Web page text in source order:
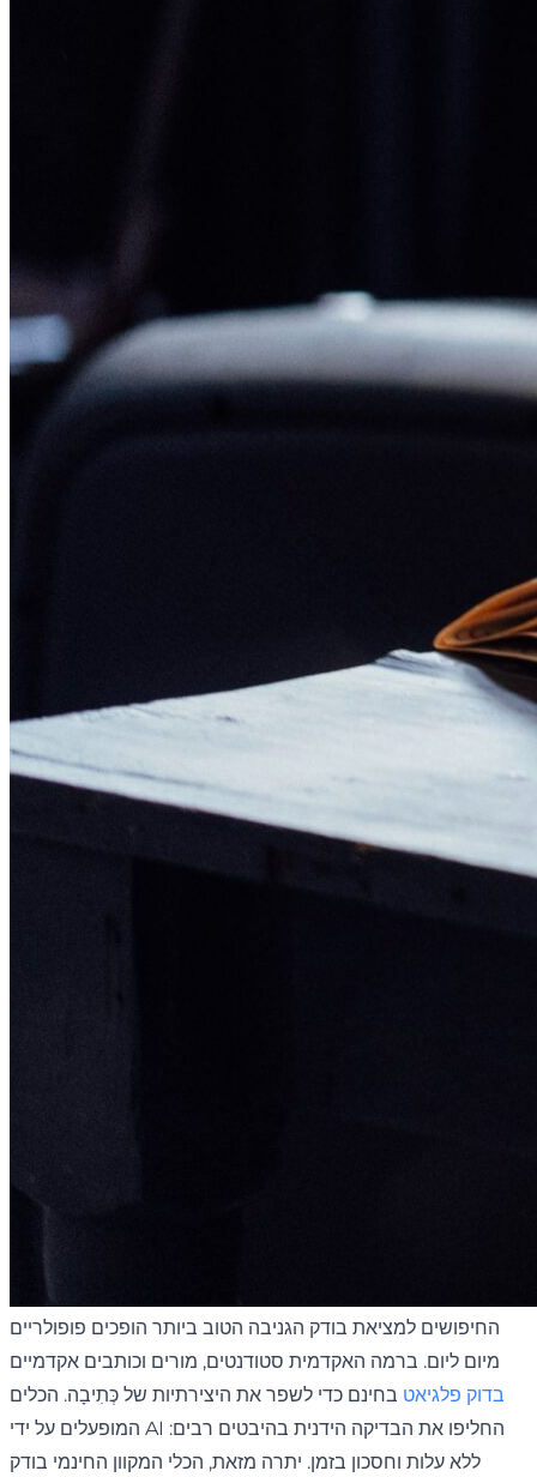
החיפושים למציאת בודק הגניבה הטוב ביותר הופכים פופולריים
מיום ליום. ברמה האקדמית סטודנטים, מורים וכותבים אקדמיים
בדוק פלגיאט בחינם כדי לשפר את היצירתיות של כְּתִיבָה. הכלים
המופעלים על ידי AI החליפו את הבדיקה הידנית בהיבטים רבים:
ללא עלות וחסכון בזמן. יתרה מזאת, הכלי המקוון החינמי בודק